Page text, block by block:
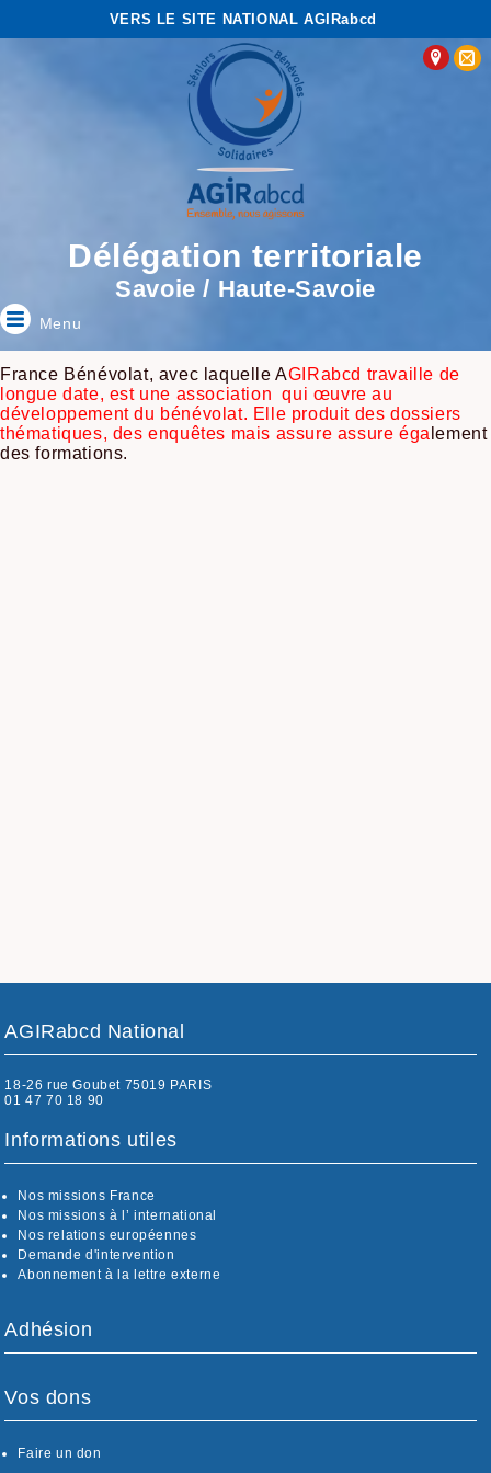
VERS LE SITE NATIONAL AGIRabcd
Délégation territoriale
Savoie / Haute-Savoie
Menu
France Bénévolat, avec laquelle AGIRabcd travaille de
longue date, est une association qui œuvre au
développement du bénévolat. Elle produit des dossiers
thématiques, des enquêtes mais assure assure éga lement
des formations.
AGIRabcd National
18-26 rue Goubet 75019 PARIS
01 47 70 18 90
Informations utiles
Nos missions France
Nos missions à l’ international
Nos relations européennes
Demande d'intervention
Abonnement à la lettre externe
Adhésion
Vos dons
Faire un don